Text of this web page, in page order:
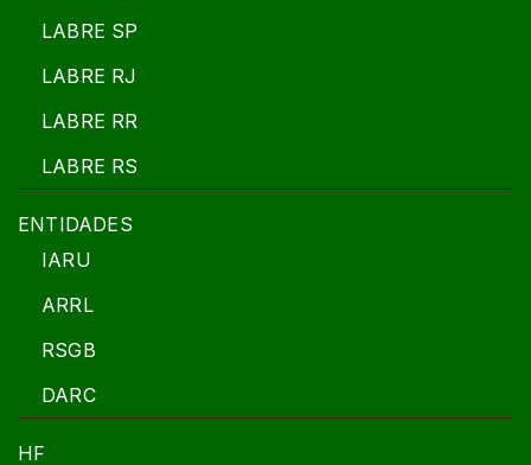
LABRE SP
LABRE RJ
LABRE RR
LABRE RS
ENTIDADES
IARU
ARRL
RSGB
DARC
HF